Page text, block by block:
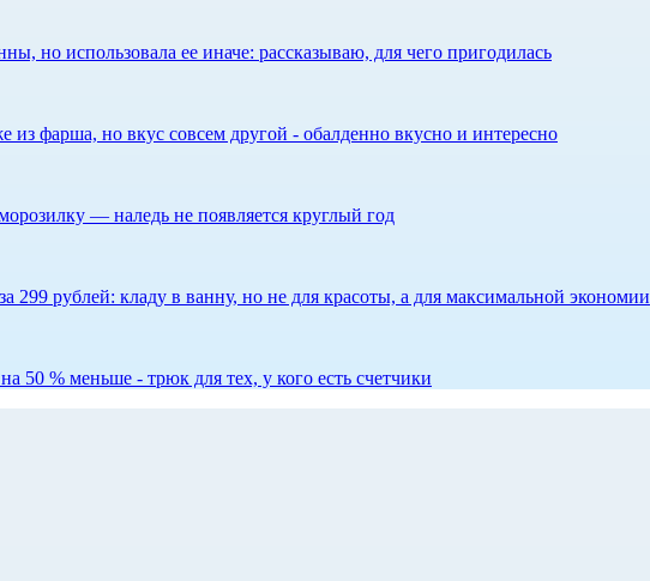
но использовала ее иначе: рассказываю, для чего пригодилась
из фарша, но вкус совсем другой - обалденно вкусно и интересно
— наледь не появляется круглый год
рублей: кладу в ванну, но не для красоты, а для максимальной экономии
50 % меньше - трюк для тех, у кого есть счетчики